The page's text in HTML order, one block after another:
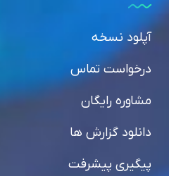
آپلود نسخه
درخواست تماس
مشاوره رایگان
دانلود گزارش ها
پیگیری پیشرفت